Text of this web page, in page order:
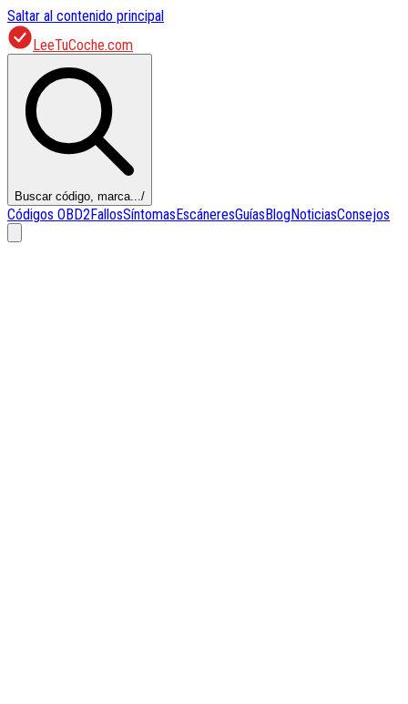
Saltar al contenido principal
LeeTuCoche.com
Buscar código, marca.../
Códigos OBD2FallosSíntomasEscáneresGuíasBlogNoticiasConsejos